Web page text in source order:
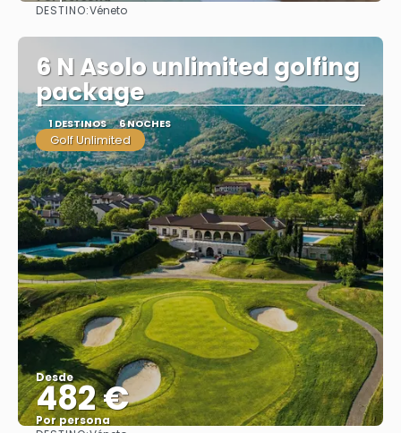
DESTINO:Véneto
6 N Asolo unlimited golfing
package
1 DESTINOS 6 NOCHES
Golf Unlimited
Desde
482 €
Por persona